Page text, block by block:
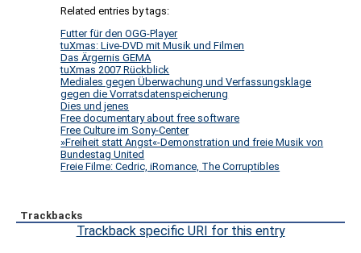
Related entries by tags:
Futter für den OGG-Player
tuXmas: Live-DVD mit Musik und Filmen
Das Ärgernis GEMA
tuXmas 2007 Rückblick
Mediales gegen Überwachung und Verfassungsklage
gegen die Vorratsdatenspeicherung
Dies und jenes
Free documentary about free software
Free Culture im Sony-Center
»Freiheit statt Angst«-Demonstration und freie Musik von
Bundestag United
Freie Filme: Cedric, iRomance, The Corruptibles
Trackbacks
Trackback specific URI for this entry